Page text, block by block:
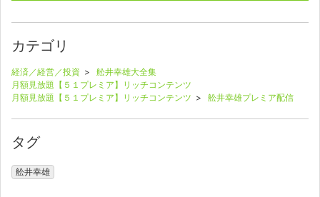
カテゴリ
経済／経営／投資 > 舩井幸雄大全集
月額見放題【５１プレミア】リッチコンテンツ
月額見放題【５１プレミア】リッチコンテンツ > 舩井幸雄プレミア配信
タグ
舩井幸雄